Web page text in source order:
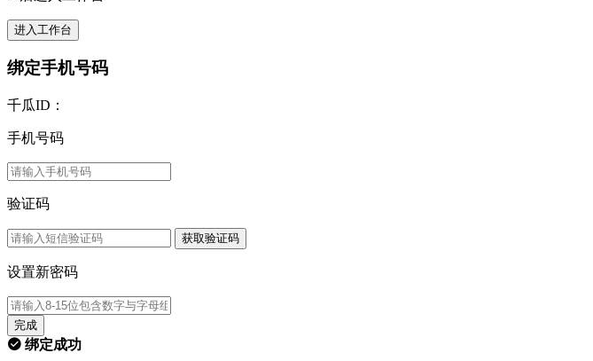
进入工作台
绑定手机号码
千瓜ID：
手机号码
验证码
获取验证码
设置新密码
完成
绑定成功